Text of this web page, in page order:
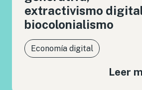
extractivismo
biocolonialismo
Economía digital
Leer